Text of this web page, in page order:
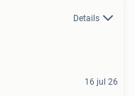
Details
16 jul 26